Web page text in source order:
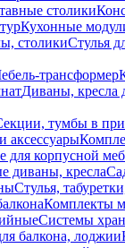
столики
Кухонные
столикиСтулья
трансформер
Диваны, кресла
тумбы в
аксессуары
корпусной
диваны, кресла
Стулья,
Комплекты
Системы
балкона, лоджии